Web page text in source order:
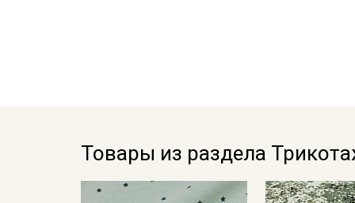
Товары из раздела